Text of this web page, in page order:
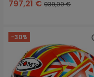
797,21 € 939,00 €
-30%